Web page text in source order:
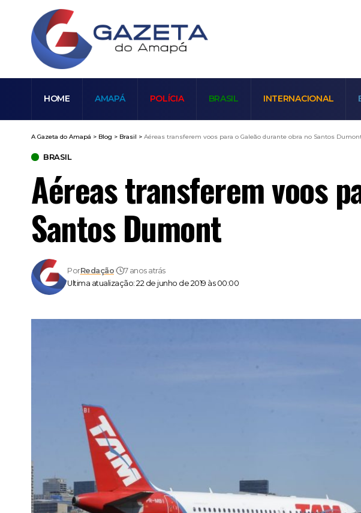
HOME AMAPÁ POLÍCIA BRASIL INTERNACIONAL
A Gazeta do Amapá > Blog > Brasil > Aéreas transferem voos para o Galeão durante obra no Santos
BRASIL
Aéreas transferem voos
Santos Dumont
Ultima atualização: 22 de junho de 2019 às 00:00
PorRedação 7 anos atrás